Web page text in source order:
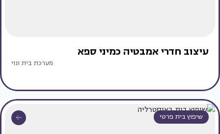
עיצוב חדרי אמבטיה כמיני ספא
מערכת בית ונוי
שיפוץ בית פרטי